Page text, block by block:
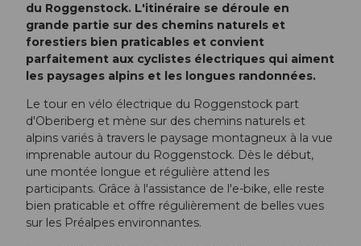
du Roggenstock. L'itinéraire se déroule en
grande partie sur des chemins naturels et
forestiers bien praticables et convient
parfaitement aux cyclistes électriques qui aiment
les paysages alpins et les longues randonnées.
Le tour en vélo électrique du Roggenstock part
d'Oberiberg et mène sur des chemins naturels et
alpins variés à travers le paysage montagneux à la vue
imprenable autour du Roggenstock. Dès le début,
une montée longue et régulière attend les
participants. Grâce à l'assistance de l'e-bike, elle reste
bien praticable et offre régulièrement de belles vues
sur les Préalpes environnantes.